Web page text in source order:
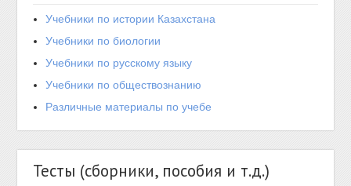
Учебники по истории Казахстана
Учебники по биологии
Учебники по русскому языку
Учебники по обществознанию
Различные материалы по учебе
Тесты (сборники, пособия и т.д.)